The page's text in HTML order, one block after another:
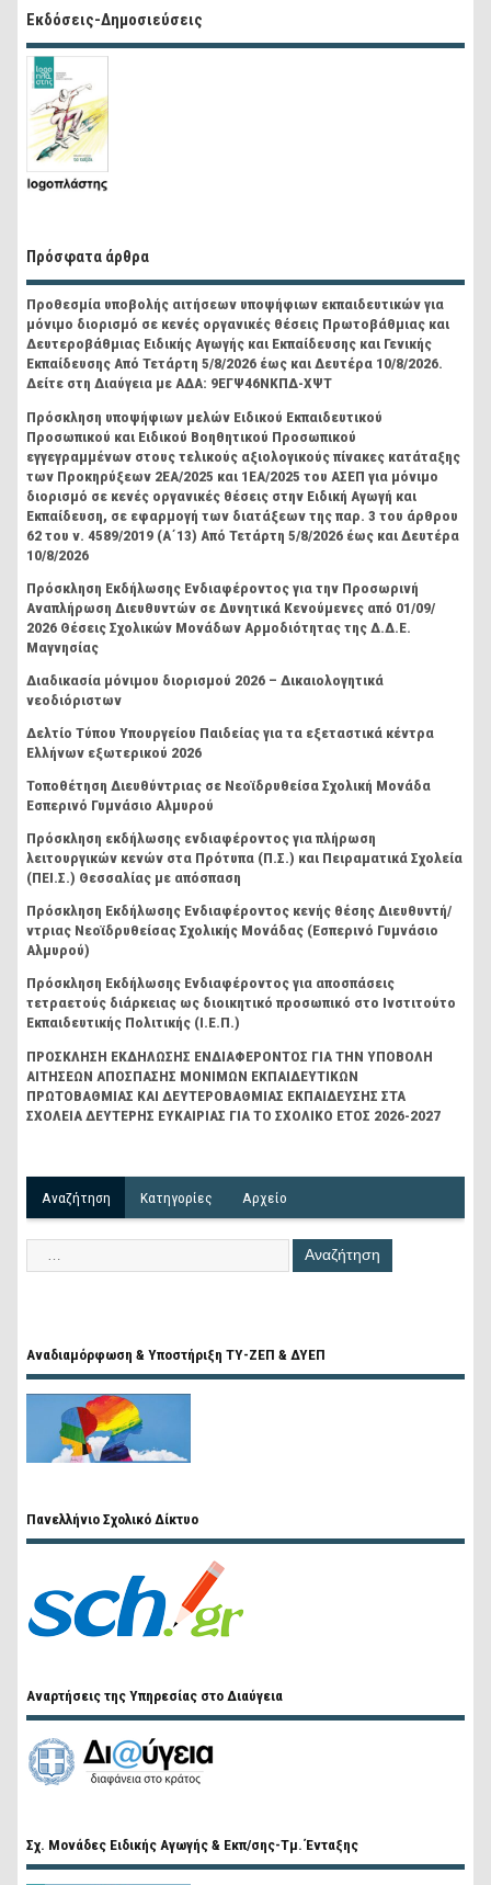
Εκδόσεις-Δημοσιεύσεις
Πρόσφατα άρθρα
Προθεσμία υποβολής αιτήσεων υποψήφιων εκπαιδευτικών για
μόνιμο διορισμό σε κενές οργανικές θέσεις Πρωτοβάθμιας και
Δευτεροβάθμιας Ειδικής Αγωγής και Εκπαίδευσης και Γενικής
Εκπαίδευσης Από Τετάρτη 5/8/2026 έως και Δευτέρα 10/8/2026.
Δείτε στη Διαύγεια με ΑΔΑ: 9ΕΓΨ46ΝΚΠΔ-ΧΨΤ
Πρόσκληση υποψήφιων μελών Ειδικού Εκπαιδευτικού
Προσωπικού και Ειδικού Βοηθητικού Προσωπικού
εγγεγραμμένων στους τελικούς αξιολογικούς πίνακες κατάταξης
των Προκηρύξεων 2ΕΑ/2025 και 1ΕΑ/2025 του ΑΣΕΠ για μόνιμο
διορισμό σε κενές οργανικές θέσεις στην Ειδική Αγωγή και
Εκπαίδευση, σε εφαρμογή των διατάξεων της παρ. 3 του άρθρου
62 του ν. 4589/2019 (Α΄13) Από Τετάρτη 5/8/2026 έως και Δευτέρα
10/8/2026
Πρόσκληση Εκδήλωσης Ενδιαφέροντος για την Προσωρινή
Αναπλήρωση Διευθυντών σε Δυνητικά Κενούμενες από 01/09/
2026 Θέσεις Σχολικών Μονάδων Αρμοδιότητας της Δ.Δ.Ε.
Μαγνησίας
Διαδικασία μόνιμου διορισμού 2026 – Δικαιολογητικά
νεοδιόριστων
Δελτίο Τύπου Υπουργείου Παιδείας για τα εξεταστικά κέντρα
Ελλήνων εξωτερικού 2026
Τοποθέτηση Διευθύντριας σε Νεοϊδρυθείσα Σχολική Μονάδα
Εσπερινό Γυμνάσιο Αλμυρού
Πρόσκληση εκδήλωσης ενδιαφέροντος για πλήρωση
λειτουργικών κενών στα Πρότυπα (Π.Σ.) και Πειραματικά Σχολεία
(ΠΕΙ.Σ.) Θεσσαλίας με απόσπαση
Πρόσκληση Εκδήλωσης Ενδιαφέροντος κενής θέσης Διευθυντή/
ντριας Νεοϊδρυθείσας Σχολικής Μονάδας (Εσπερινό Γυμνάσιο
Αλμυρού)
Πρόσκληση Εκδήλωσης Ενδιαφέροντος για αποσπάσεις
τετραετούς διάρκειας ως διοικητικό προσωπικό στο Ινστιτούτο
Εκπαιδευτικής Πολιτικής (Ι.Ε.Π.)
ΠΡΟΣΚΛΗΣΗ ΕΚΔΗΛΩΣΗΣ ΕΝΔΙΑΦΕΡΟΝΤΟΣ ΓΙΑ ΤΗΝ ΥΠΟΒΟΛΗ
ΑΙΤΗΣΕΩΝ ΑΠΟΣΠΑΣΗΣ ΜΟΝΙΜΩΝ ΕΚΠΑΙΔΕΥΤΙΚΩΝ
ΠΡΩΤΟΒΑΘΜΙΑΣ ΚΑΙ ΔΕΥΤΕΡΟΒΑΘΜΙΑΣ ΕΚΠΑΙΔΕΥΣΗΣ ΣΤΑ
ΣΧΟΛΕΙΑ ΔΕΥΤΕΡΗΣ ΕΥΚΑΙΡΙΑΣ ΓΙΑ ΤΟ ΣΧΟΛΙΚΟ ΕΤΟΣ 2026-2027
Αναζήτηση Kατηγορίες Αρχείο
Αναδιαμόρφωση & Υποστήριξη ΤΥ-ΖΕΠ & ΔΥΕΠ
Πανελλήνιο Σχολικό Δίκτυο
Αναρτήσεις της Υπηρεσίας στο Διαύγεια
Σχ. Μονάδες Ειδικής Αγωγής & Εκπ/σης-Τμ. Ένταξης